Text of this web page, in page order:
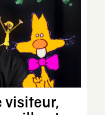
visiteur,